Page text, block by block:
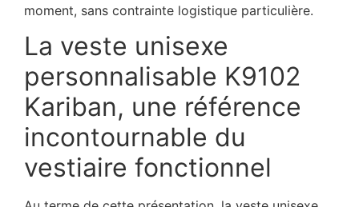
moment, sans contrainte logistique particulière.
La veste unisexe
personnalisable K9102
Kariban, une référence
incontournable du
vestiaire fonctionnel